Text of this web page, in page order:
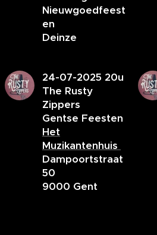
Nieuwgoedfeest
en
Deinze
24-07-2025 20u
The Rusty
Zippers
Gentse Feesten
Het
Muzikantenhuis
Dampoortstraat
50
9000 Gent